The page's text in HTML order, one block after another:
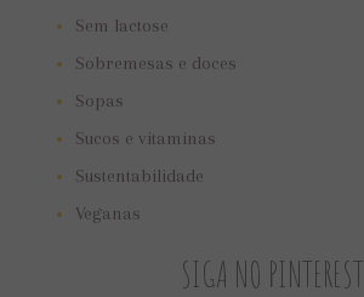
Sem lactose
Sobremesas e doces
Sopas
Sucos e vitaminas
Sustentabilidade
Veganas
SIGA NO PINTEREST